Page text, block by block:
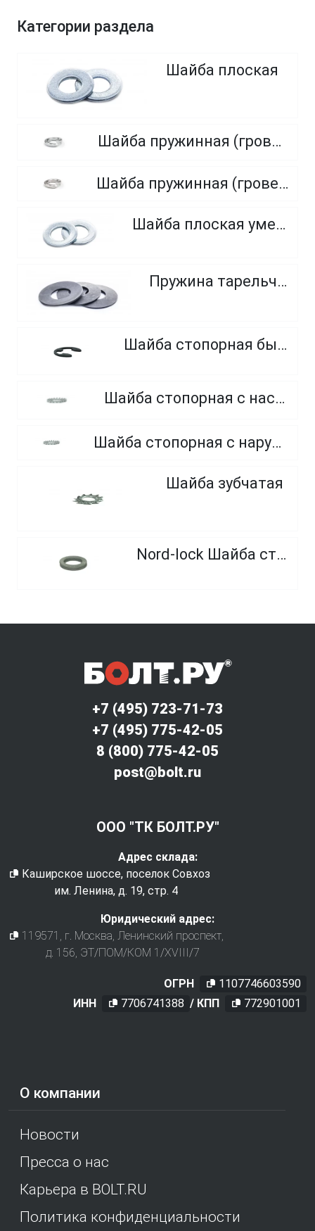
Категории раздела
Шайба плоская
Шайба пружинная (гровер), нормальный, тяжелый, легкий
Шайба пружинная (гровер) из нержавеющей стали A1, A2, A4
Шайба плоская уменьшенная
Пружина тарельчатая
Шайба стопорная быстросъемная
Шайба стопорная с насечками (пружинная шайба)
Шайба стопорная с наружными зубцами, из нержавеющей стали
Шайба зубчатая
Nord-lock Шайба стопорная
О компании
Новости
Пресса о нас
Карьера в BOLT.RU
Политика конфиденциальности
+7 (495) 723-71-73
+7 (495) 775-42-05
8 (800) 775-42-05
post@bolt.ru
ООО "ТК БОЛТ.РУ"
Адрес склада:
Каширское шоссе, поселок Совхоз
им. Ленина, д. 19, стр. 4
Юридический адрес:
119571 , г. Москва, Ленинский проспект,
д. 156, ЭТ/ПОМ/КОМ 1/XVIII/7
ОГРН
1107746603590
ИНН
7706741388 / КПП 772901001